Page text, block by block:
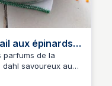
aux épinards -
parfums de la
savoureux aux